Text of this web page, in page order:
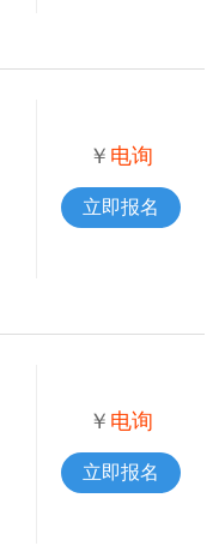
￥ 电询
立即报名
￥ 电询
立即报名